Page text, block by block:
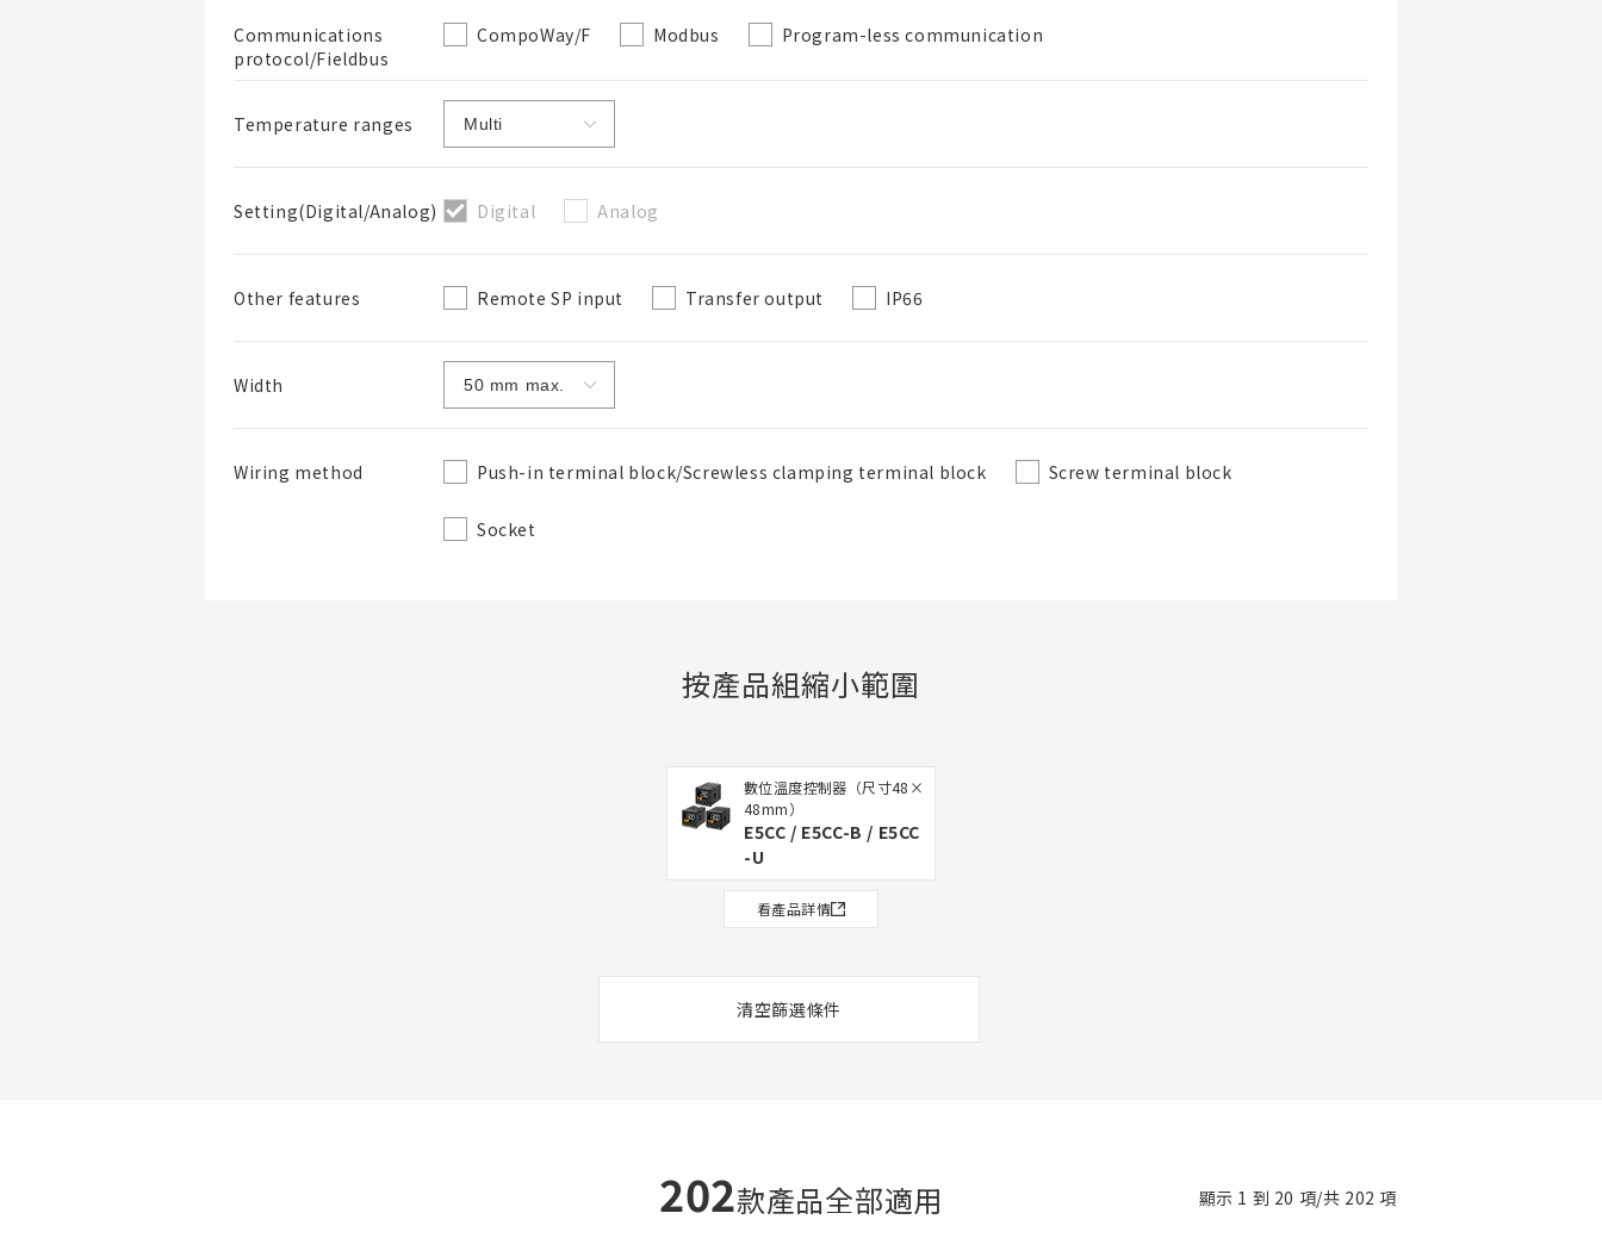
Communications
protocol/Fieldbus
CompoWay/F Modbus Program-less communication
Temperature ranges
Setting(Digital/Analog) Digital Analog
Other features Remote SP input Transfer output IP66
Width
Wiring method Push-in terminal block/Screwless clamping terminal block Screw terminal block
Socket
按產品組縮小範圍
數位溫度控制器（尺寸48×
48mm）
E5CC / E5CC-B / E5CC
-U
看產品詳情
清空篩選條件
202款產品全部適用 顯示 1 到 20 項/共 202 項